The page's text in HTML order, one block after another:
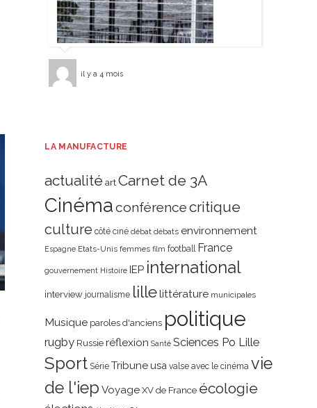
il y a 4 mois
LA MANUFACTURE
actualité art Carnet de 3A
Cinémaconférencecritique
culture côté ciné débat débats environnement
Espagne Etats-Unis femmes film football France
gouvernement Histoire IEP international
interview journalisme lillelittérature municipales
Musique paroles d'anciens politique
rugby Russie réflexion Santé Sciences Po Lille
Sport Série Tribune usa valse avec le cinéma vie
de l'iep Voyage XV de France écologie